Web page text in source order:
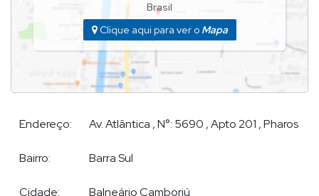
Portaria 24h
POR QUE ESCOLHER DEMIAN?
alto padrão, lhe proporcionará completa assessoria na
Brasil
Clique aqui para ver o Mapa
Endereço: Av. Atlântica ,N°: 5690 ,Apto 201 ,Pharos
Bairro: Barra Sul
Cidade: Balneário Camboriú